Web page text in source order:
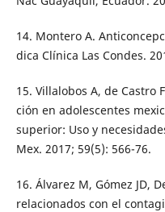
14. Montero A.
dica Clínica Las Condes.
15. Villalobos A, de Castro
ción en adolescentes
superior: Uso y
Mex. 2017; 59(5): 566-76.
16. Álvarez M, Gómez JD,
relacionados con el